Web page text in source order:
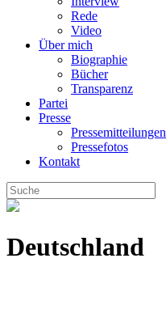
Rede
Video
Über mich
Biographie
Bücher
Transparenz
Partei
Presse
Pressemitteilungen
Pressefotos
Kontakt
Deutschland